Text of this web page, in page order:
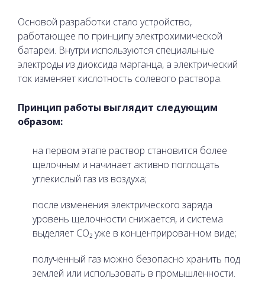
Основой разработки стало устройство,
работающее по принципу электрохимической
батареи. Внутри используются специальные
электроды из диоксида марганца, а электрический
ток изменяет кислотность солевого раствора.
Принцип работы выглядит следующим
образом:
на первом этапе раствор становится более
щелочным и начинает активно поглощать
углекислый газ из воздуха;
после изменения электрического заряда
уровень щелочности снижается, и система
выделяет CO₂ уже в концентрированном виде;
полученный газ можно безопасно хранить под
землей или использовать в промышленности.